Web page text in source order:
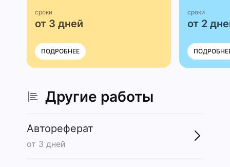
сроки
от 3 дней
ПОДРОБНЕЕ
сроки
от 2
Другие работы
Автореферат
от 3 дней